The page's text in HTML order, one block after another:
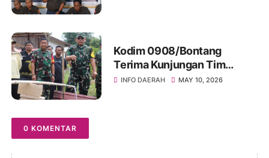
Kodim 0908/Bontang
Terima Kunjungan Tim
Wasev TMMD Ke-128 Tahun
INFO DAERAH MAY 10, 2026
0 KOMENTAR